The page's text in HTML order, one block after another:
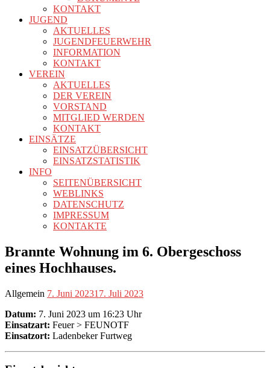
KONTAKT
JUGEND
AKTUELLES
JUGENDFEUERWEHR
INFORMATION
KONTAKT
VEREIN
AKTUELLES
DER VEREIN
VORSTAND
MITGLIED WERDEN
KONTAKT
EINSÄTZE
EINSATZÜBERSICHT
EINSATZSTATISTIK
INFO
SEITENÜBERSICHT
WEBLINKS
DATENSCHUTZ
IMPRESSUM
KONTAKTE
Brannte Wohnung im 6. Obergeschoss
eines Hochhauses.
Allgemein 7. Juni 202317. Juli 2023
Datum: 7. Juni 2023 um 16:23 Uhr
Einsatzart: Feuer > FEUNOTF
Einsatzort: Ladenbeker Furtweg